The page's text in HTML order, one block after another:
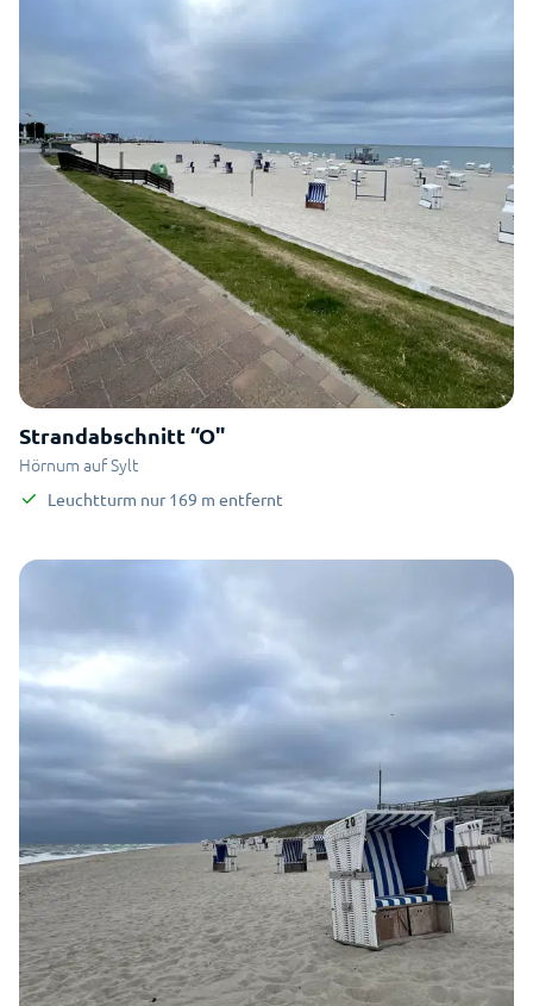
Strandabschnitt “O"
Hörnum auf Sylt
Leuchtturm nur 169 m entfernt